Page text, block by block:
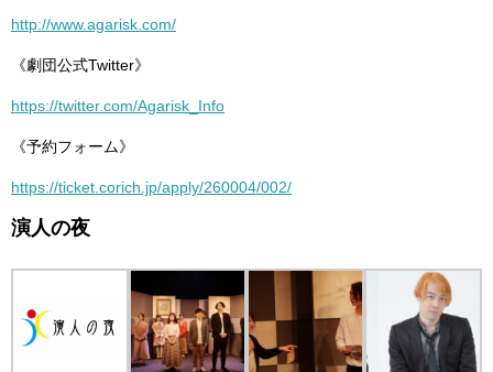
http://www.agarisk.com/
《劇団公式Twitter》
https://twitter.com/Agarisk_Info
《予約フォーム》
https://ticket.corich.jp/apply/260004/002/
演人の夜